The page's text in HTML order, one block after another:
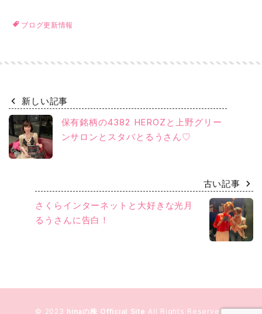
ブログ更新情報
新しい記事
保有銘柄の4382 HEROZと上野グリー
ンサロンとスタバとるうさん♡
古い記事
さくらインターネットと大好きな光月
るうさんに告白！
© 2023 hinaの株 Official Site All Rights Reserved.